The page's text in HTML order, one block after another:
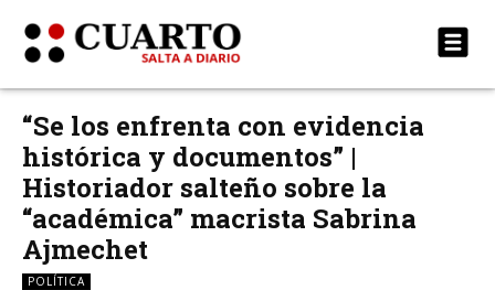
“Se los enfrenta con evidencia
histórica y documentos” |
Historiador salteño sobre la
“académica” macrista Sabrina
Ajmechet
POLÍTICA